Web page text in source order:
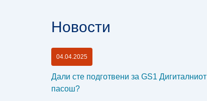
Новости
04.04.2025
Дали сте подготвени за GS1 Дигиталниот
пасош?